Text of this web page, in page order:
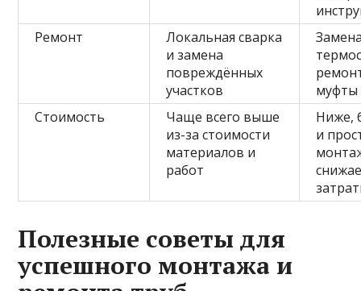
Ремонт
Локальная сварка
и замена
повреждённых
участков
муфты
Стоимость
Чаще всего выше
из-за стоимости
материалов и
работ
Ниже,
и
Полезные советы для
успешного монтажа и